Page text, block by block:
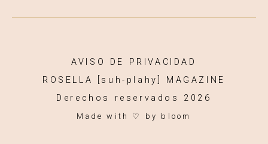
AVISO DE PRIVACIDAD
ROSELLA [suh-plahy] MAGAZINE
Derechos reservados 2026
Made with ♡ by bloom